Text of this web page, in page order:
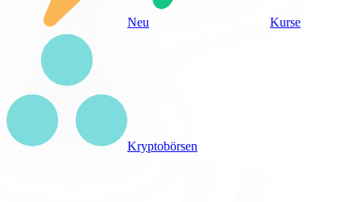
Neu Kurse
Kryptobörsen